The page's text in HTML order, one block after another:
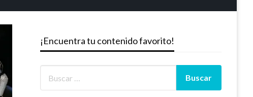
¡Encuentra tu contenido favorito!